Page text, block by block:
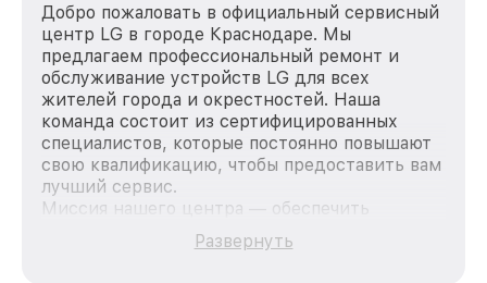
Добро пожаловать в официальный сервисный
центр LG в городе Краснодаре. Мы
предлагаем профессиональный ремонт и
обслуживание устройств LG для всех
жителей города и окрестностей. Наша
команда состоит из сертифицированных
специалистов, которые постоянно повышают
свою квалификацию, чтобы предоставить вам
лучший сервис.
Миссия нашего центра — обеспечить
качественный и доступный ремонт для
каждого пользователя продукции LG, вне
Развернуть